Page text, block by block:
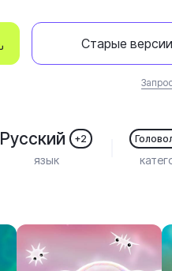
Старые версии
Русский +2
язык